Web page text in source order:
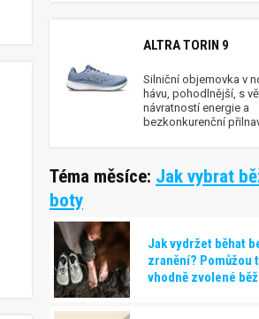
ALTRA TORIN 9
Silniční objemovka v
hávu, pohodlnější, s
návratností energie a
bezkonkurenční
Téma měsíce: Jak vybrat
boty
Jak vydržet běhat
zranění? Pomůžou
vhodně zvolené